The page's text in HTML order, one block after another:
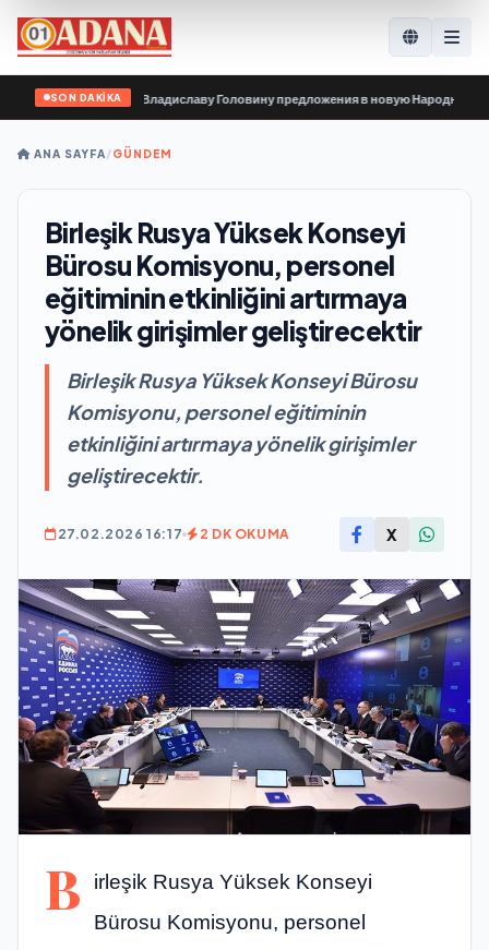
SON DAKİKA
передали Владиславу Головину предложения в новую Народную
ANA SAYFA/GÜNDEM
Birleşik Rusya Yüksek Konseyi
Bürosu Komisyonu, personel
eğitiminin etkinliğini artırmaya
yönelik girişimler geliştirecektir
Birleşik Rusya Yüksek Konseyi Bürosu
Komisyonu, personel eğitiminin
etkinliğini artırmaya yönelik girişimler
geliştirecektir.
27.02.2026 16:17 2 DK OKUMA X
B
irleşik Rusya Yüksek Konseyi
Bürosu Komisyonu, personel